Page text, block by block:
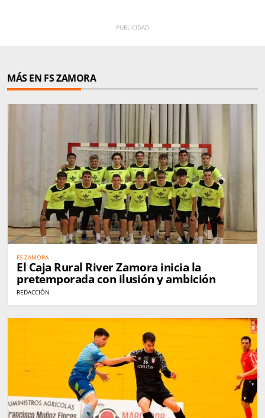
MÁS EN FS ZAMORA
FS ZAMORA
El Caja Rural River Zamora inicia la
pretemporada con ilusión y ambición
REDACCIÓN